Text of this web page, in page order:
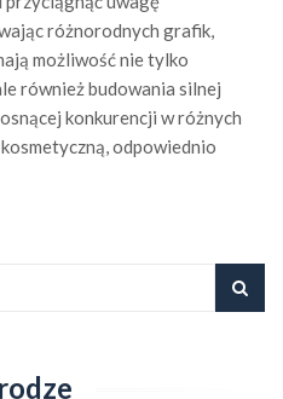
różnorodnych grafik,
możliwość nie tylko
również budowania silnej
konkurencji w różnych
odpowiednio